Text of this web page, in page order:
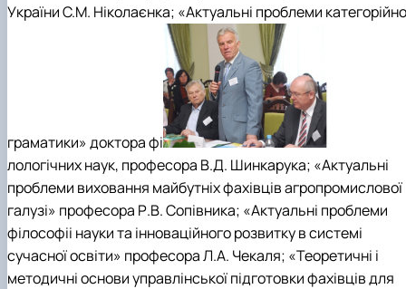
України С.М. Ніколаєнка; «Актуальні проблеми
граматики» доктора фі
лологічних наук, професора В.Д. Шинкарука; «Актуальні
проблеми виховання майбутніх фахівців агропромислової
галузі» професора Р.В. Сопівника; «Актуальні проблеми
філософіі науки та інноваційного розвитку в системі
сучасної освіти» професора Л.А. Чекаля; «Теоретичні і
методичні основи управлінської підготовки фахівців для